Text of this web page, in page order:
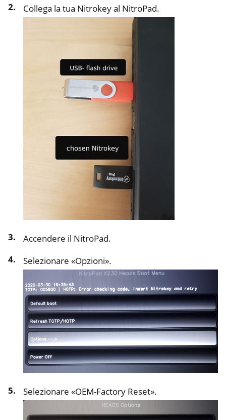
navigation of Software
Collega la tua Nitrokey al NitroPad.
Accendere il NitroPad.
Selezionare «Opzioni».
Selezionare «OEM-Factory Reset».